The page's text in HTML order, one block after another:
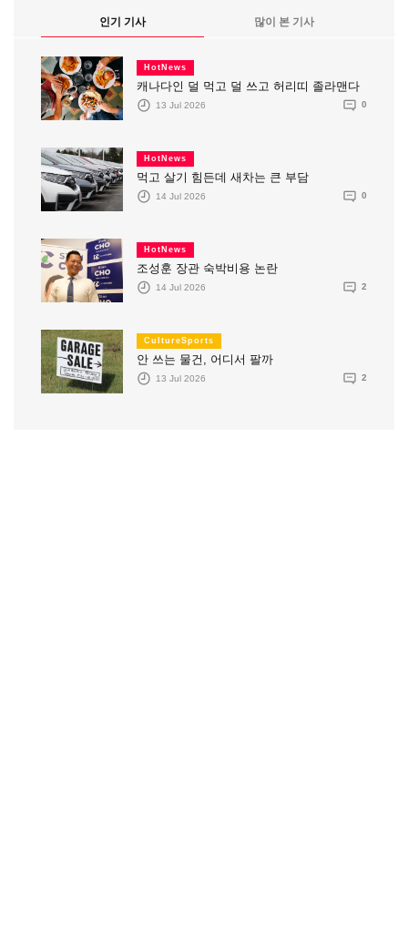
인기 기사 많이 본 기사
HotNews
캐나다인 덜 먹고 덜 쓰고 허리띠 졸라맨다
13 Jul 2026 0
HotNews
먹고 살기 힘든데 새차는 큰 부담
14 Jul 2026 0
HotNews
조성훈 장관 숙박비용 논란
14 Jul 2026 2
CultureSports
안 쓰는 물건, 어디서 팔까
13 Jul 2026 2